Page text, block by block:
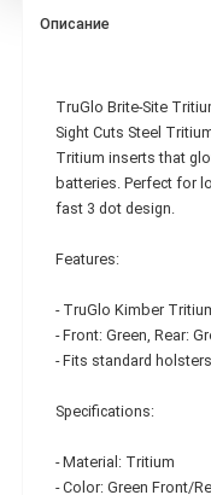
Описание
TruGlo Brite-Site
Sight Cuts Steel
Tritium inserts that
batteries. Perfect for
fast 3 dot design.
Features:
- TruGlo Kimber
- Front: Green, Rear:
- Fits standard holsters
Specifications:
- Material: Tritium
- Color: Green Front/